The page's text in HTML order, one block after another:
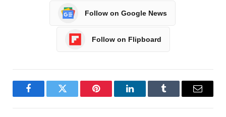
Follow on Google News
Follow on Flipboard
FacebookTwitter Pinterest LinkedInTumblr Email